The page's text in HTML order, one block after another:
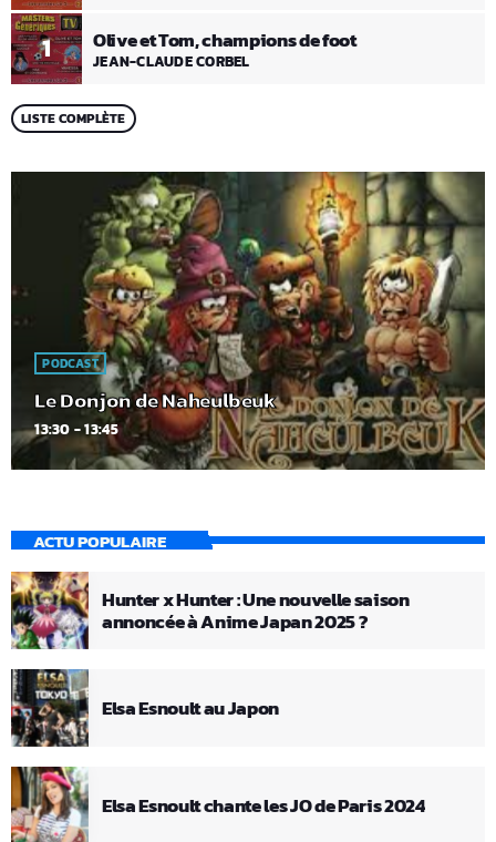
1 Olive et Tom, champions de foot
JEAN-CLAUDE CORBEL
LISTE COMPLÈTE
PODCAST
Le Donjon de Naheulbeuk
13:30 - 13:45
ACTU POPULAIRE
Hunter x Hunter : Une nouvelle saison
annoncée à Anime Japan 2025 ?
Elsa Esnoult au Japon
Elsa Esnoult chante les JO de Paris 2024